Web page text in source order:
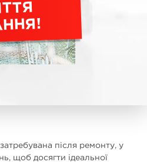
після ремонту, у
щоб досягти ідеальної